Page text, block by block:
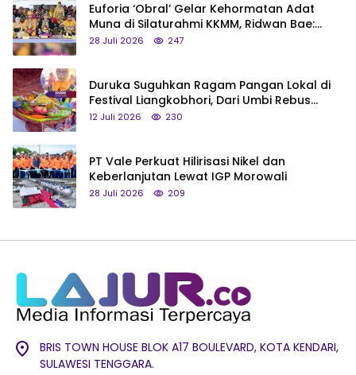
Euforia ‘Obral’ Gelar Kehormatan Adat
Muna di Silaturahmi KKMM, Ridwan Bae:
Saya Bukan Tipe Begitu, Belum Pantas!
28 Juli 2026 247
Duruka Suguhkan Ragam Pangan Lokal di
Festival Liangkobhori, Dari Umbi Rebus
hingga Tumpeng Beras Muna
12 Juli 2026 230
PT Vale Perkuat Hilirisasi Nikel dan
Keberlanjutan Lewat IGP Morowali
28 Juli 2026 209
BRIS TOWN HOUSE BLOK A17 BOULEVARD, KOTA KENDARI,
SULAWESI TENGGARA.